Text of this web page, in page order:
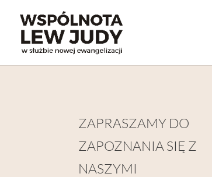
ZAPRASZAMY DO
ZAPOZNANIA SIĘ Z
NASZYMI